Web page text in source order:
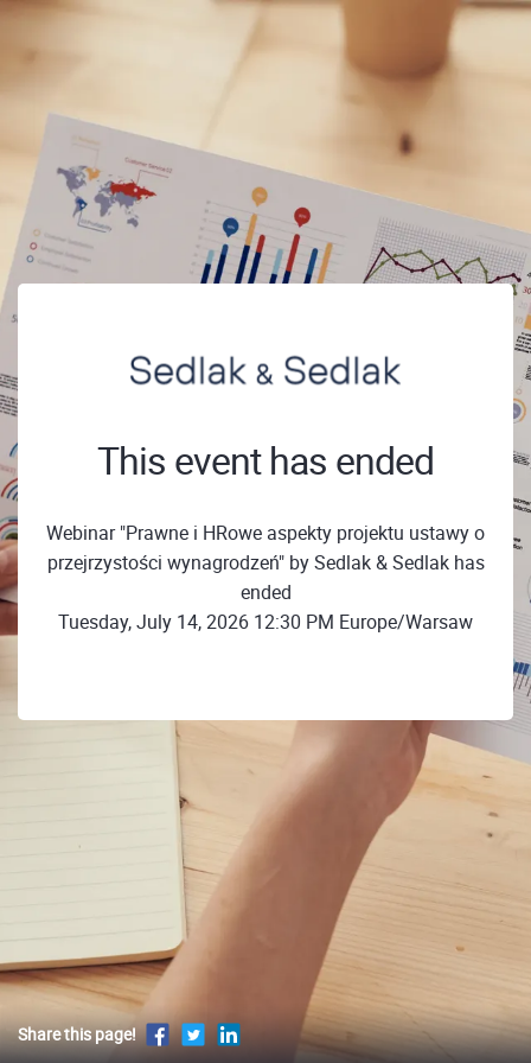
This event has ended
Webinar "Prawne i HRowe aspekty projektu ustawy o
przejrzystości wynagrodzeń" by Sedlak & Sedlak has
ended
Tuesday, July 14, 2026 12:30 PM Europe/Warsaw
Share this page!